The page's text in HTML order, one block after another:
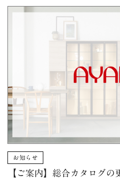
お知らせ
【ご案内】総合カタログの